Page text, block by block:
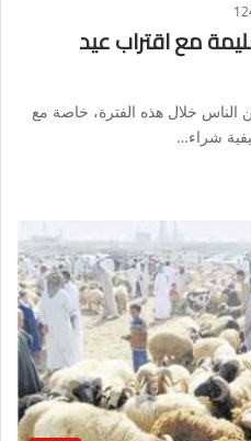
مع اقتراب عيد
خلال هذه الفترة، خاصة مع
شراء…